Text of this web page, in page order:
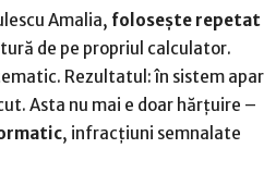
Amalia, folosește repetat
de pe propriul calculator.
Rezultatul: în sistem apar
Asta nu mai e doar hărțuire –
, infracțiuni semnalate